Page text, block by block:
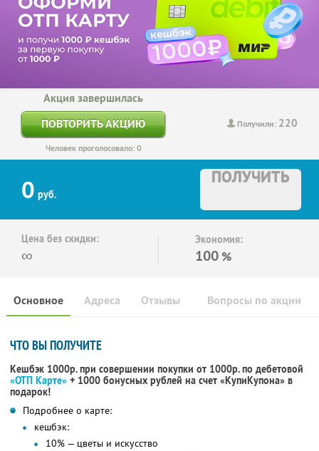
Получили: 220
Акция завершилась
ПОВТОРИТЬ АКЦИЮ
Человек проголосовало: 0
0 руб.
ПОЛУЧИТЬ
Цена без скидки:
∞
Экономия:
100 %
Основное Отзывы Вопросы по акции
Адреса
ЧТО ВЫ ПОЛУЧИТЕ
Кешбэк 1000р. при совершении покупки от 1000р. по дебетовой
«ОТП Карте» + 1000 бонусных рублей на счет «КупиКупона» в
подарок!
Подробнее о карте:
кешбэк:
10% — цветы и искусство